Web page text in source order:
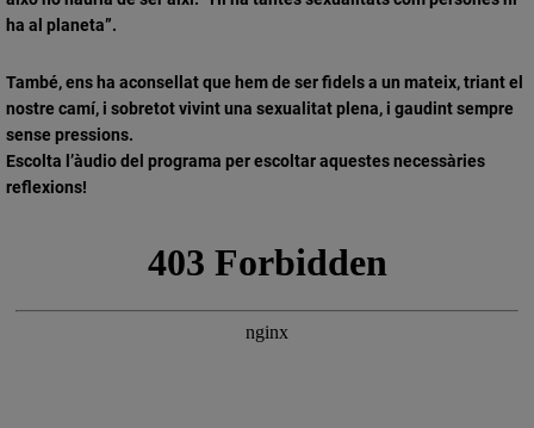
ha al planeta”.
També, ens ha aconsellat que hem de ser fidels a un mateix, triant el
nostre camí, i sobretot vivint una sexualitat plena, i gaudint sempre
sense pressions.
Escolta l’àudio del programa per escoltar aquestes necessàries
reflexions!